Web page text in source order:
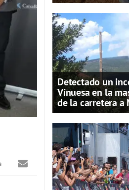
Detectado un
Vinuesa en la
de la carretera a